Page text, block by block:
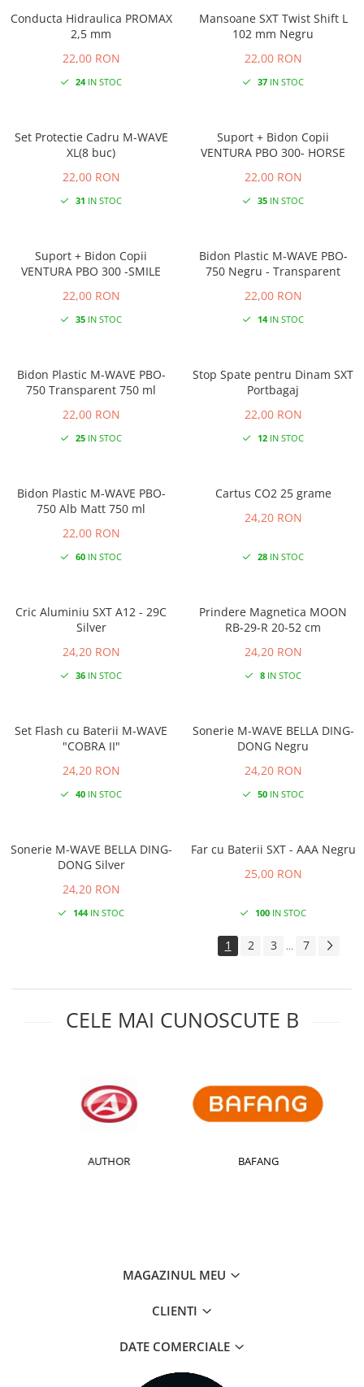
Conducta Hidraulica PROMAX
2,5 mm
22,00 RON
24IN STOC
Mansoane SXT Twist Shift L
102 mm Negru
22,00 RON
37IN STOC
Set Protectie Cadru M-WAVE
XL(8 buc)
22,00 RON
31 IN STOC
Suport + Bidon Copii
VENTURA PBO 300- HORSE
22,00 RON
35IN STOC
Suport + Bidon Copii
VENTURA PBO 300 -SMILE
22,00 RON
35IN STOC
Bidon Plastic M-WAVE PBO-
750 Negru - Transparent
22,00 RON
14IN STOC
Bidon Plastic M-WAVE PBO-
750 Transparent 750 ml
22,00 RON
25IN STOC
Stop Spate pentru Dinam SXT
Portbagaj
22,00 RON
12IN STOC
Bidon Plastic M-WAVE PBO-
750 Alb Matt 750 ml
22,00 RON
60IN STOC
Cartus CO2 25 grame
24,20 RON
28IN STOC
Cric Aluminiu SXT A12 - 29C
Silver
24,20 RON
36IN STOC
Prindere Magnetica MOON
RB-29-R 20-52 cm
24,20 RON
8IN STOC
Set Flash cu Baterii M-WAVE
"COBRA II"
24,20 RON
40IN STOC
Sonerie M-WAVE BELLA DING-
DONG Negru
24,20 RON
50IN STOC
Sonerie M-WAVE BELLA DING-
DONG Silver
24,20 RON
144IN STOC
Far cu Baterii SXT - AAA Negru
25,00 RON
100IN STOC
1 2 3 ... 7
CELE MAI CUNOSCUTE B
AUTHOR BAFANG
MAGAZINUL MEU
CLIENTI
DATE COMERCIALE